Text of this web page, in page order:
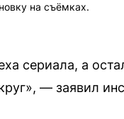
на съёмках.
сериала, а
— заявил